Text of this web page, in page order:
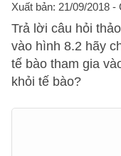
Xuất bản: 21/09/2018 -
Trả lời câu hỏi
vào hình 8.2 hãy
tế bào tham gia
khỏi tế bào?